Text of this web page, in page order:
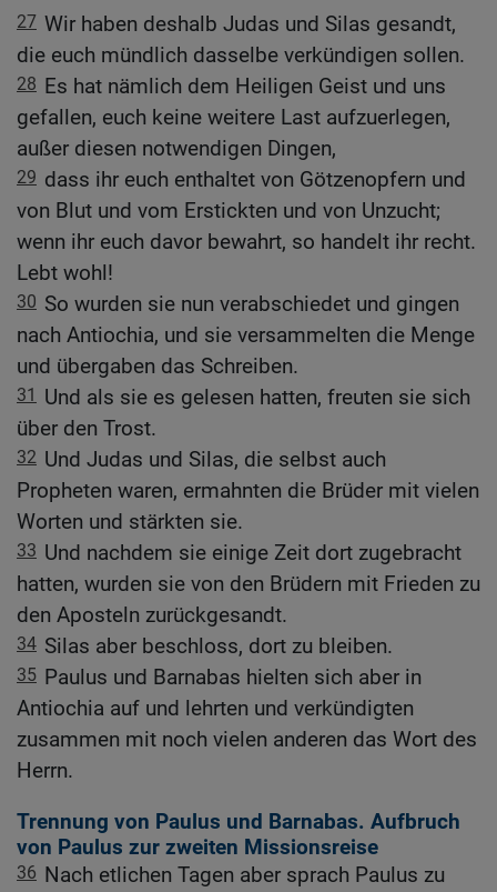
27 Wir haben deshalb Judas und Silas gesandt,
die euch mündlich dasselbe verkündigen sollen.
28 Es hat nämlich dem Heiligen Geist und uns
gefallen, euch keine weitere Last aufzuerlegen,
außer diesen notwendigen Dingen,
29 dass ihr euch enthaltet von Götzenopfern und
von Blut und vom Erstickten und von Unzucht;
wenn ihr euch davor bewahrt, so handelt ihr recht.
Lebt wohl!
30 So wurden sie nun verabschiedet und gingen
nach Antiochia, und sie versammelten die Menge
und übergaben das Schreiben.
31
Und als sie es gelesen hatten, freuten sie sich
über den Trost.
32 Und Judas und Silas, die selbst auch
Propheten waren, ermahnten die Brüder mit vielen
Worten und stärkten sie.
33 Und nachdem sie einige Zeit dort zugebracht
hatten, wurden sie von den Brüdern mit Frieden zu
den Aposteln zurückgesandt.
34 Silas aber beschloss, dort zu bleiben.
35 Paulus und Barnabas hielten sich aber in
Antiochia auf und lehrten und verkündigten
zusammen mit noch vielen anderen das Wort des
Herrn.
Trennung von Paulus und Barnabas. Aufbruch
von Paulus zur zweiten Missionsreise
36 Nach etlichen Tagen aber sprach Paulus zu